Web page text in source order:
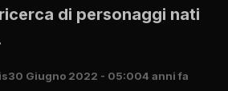
di personaggi nati
30 Giugno 2022 - 05:004 anni fa